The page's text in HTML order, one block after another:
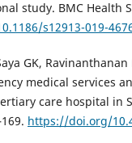
study. BMC Health
s12913-019-
GK,
medical services
care hospital in
https://doi.org/